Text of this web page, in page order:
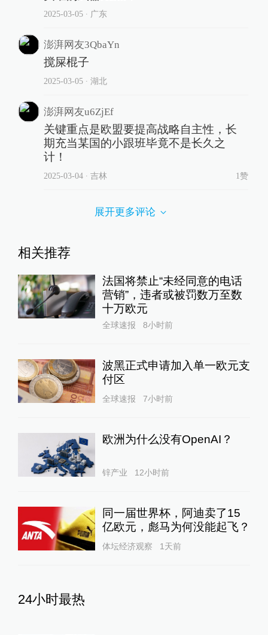
2025-03-05∙ 广东
澎湃网友3QbaYn
搅屎棍子
2025-03-05∙ 湖北
澎湃网友u6ZjEf
关键重点是欧盟要提高战略自主性，长
期充当某国的小跟班毕竟不是长久之
计！
2025-03-04∙ 吉林 1赞
展开更多评论
相关推荐
法国将禁止“未经同意的电话
营销”，违者或被罚数万至数
十万欧元
全球速报 8小时前
波黑正式申请加入单一欧元支
付区
全球速报 7小时前
欧洲为什么没有OpenAI？
锌产业 12小时前
同一届世界杯，阿迪卖了15
亿欧元，彪马为何没能起飞？
体坛经济观察 1天前
24小时最热